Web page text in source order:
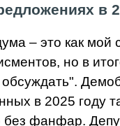
в
– это как мой
но в
в 2025 году
без фанфар.